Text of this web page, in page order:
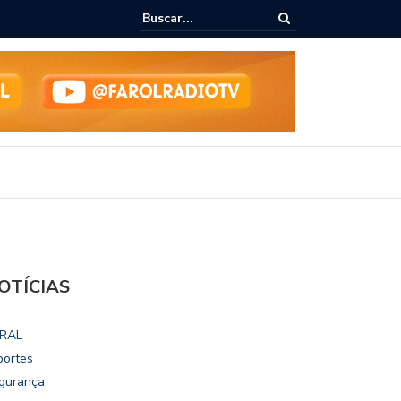
com UFAL e Faculdade de Coimbra sobre parcerias para